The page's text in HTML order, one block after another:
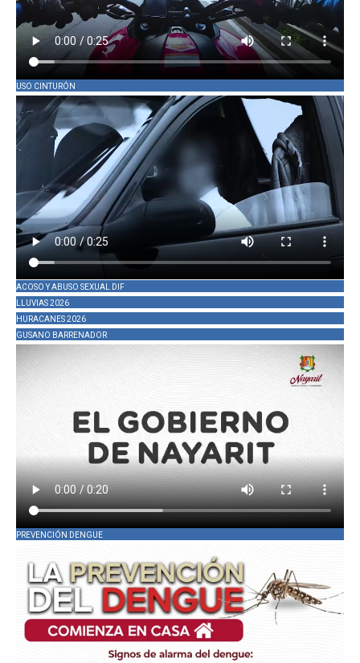
USO CINTURÓN
ACOSO Y ABUSO SEXUAL DIF
LLUVIAS 2026
HURACANES 2026
GUSANO BARRENADOR
PREVENCIÓN DENGUE